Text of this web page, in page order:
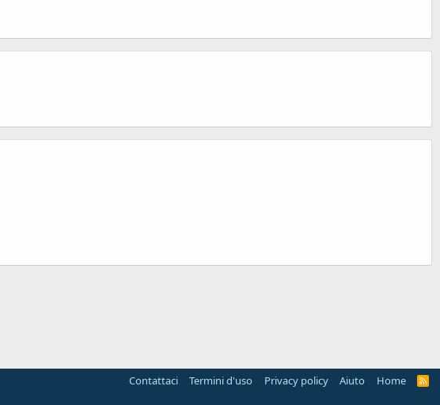
Contattaci Termini d'uso Privacy policy Aiuto Home
R